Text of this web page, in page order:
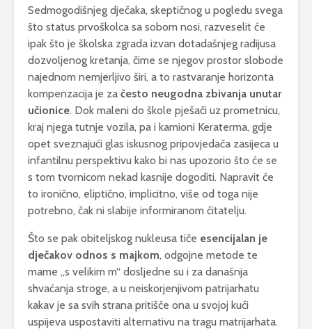
Sedmogodišnjeg dječaka, skeptičnog u pogledu svega
što status prvoškolca sa sobom nosi, razveselit će
ipak što je školska zgrada izvan dotadašnjeg radijusa
dozvoljenog kretanja, čime se njegov prostor slobode
najednom nemjerljivo širi, a to rastvaranje horizonta
kompenzacija je za često neugodna zbivanja unutar
učionice. Dok maleni do škole pješači uz prometnicu,
kraj njega tutnje vozila, pa i kamioni Keraterma, gdje
opet sveznajući glas iskusnog pripovjedača zasijeca u
infantilnu perspektivu kako bi nas upozorio što će se
s tom tvornicom nekad kasnije dogoditi. Napravit će
to ironično, eliptično, implicitno, više od toga nije
potrebno, čak ni slabije informiranom čitatelju.
Što se pak obiteljskog nukleusa tiče esencijalan je
dječakov odnos s majkom, odgojne metode te
mame „s velikim m“ dosljedne su i za današnja
shvaćanja stroge, a u neiskorjenjivom patrijarhatu
kakav je sa svih strana pritišće ona u svojoj kući
uspijeva uspostaviti alternativu na tragu matrijarhata.